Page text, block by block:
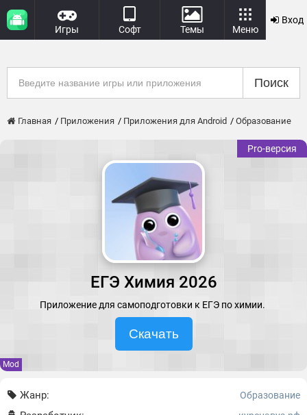
Игры Софт Темы Меню
Вход
Поиск
Главная Приложения Приложения для Android Образование
Pro-версия
ЕГЭ Химия 2026
Приложение для самоподготовки к ЕГЭ по химии.
Скачать
Mod
Жанр: Образование